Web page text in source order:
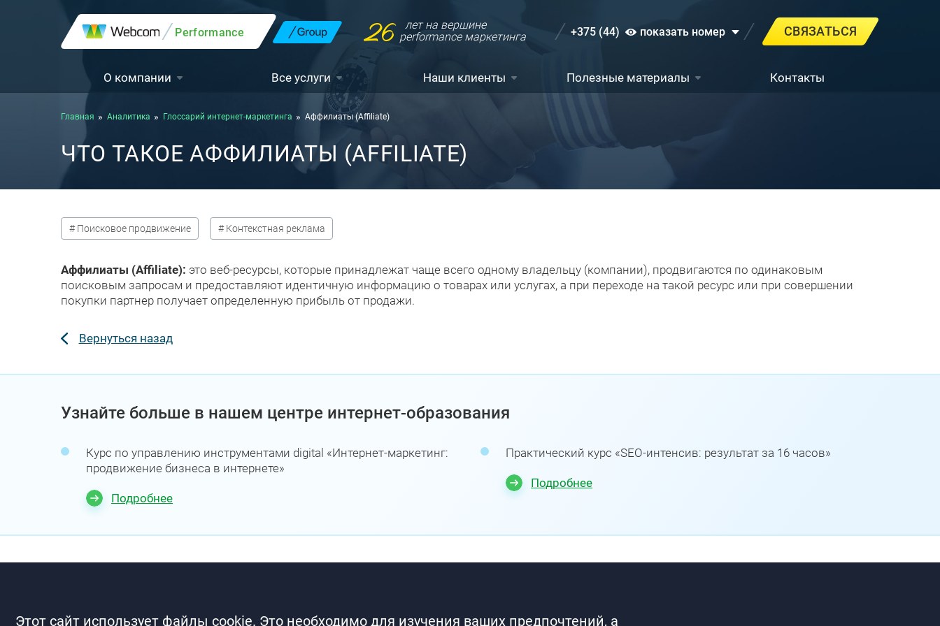
Performance 26
лет на вершине
performance маркетинга
+375 (44) показать номер СВЯЗАТЬСЯ
О компании Все услуги Наши клиенты Полезные материалы Контакты
Главная Аналитика Глоссарий интернет-маркетинга Аффилиаты (Affiliate)
ЧТО ТАКОЕ АФФИЛИАТЫ (AFFILIATE)
# Поисковое продвижение # Контекстная реклама
Аффилиаты (Affiliate): это веб-ресурсы, которые принадлежат чаще всего одному владельцу (компании), продвигаются по одинаковым
поисковым запросам и предоставляют идентичную информацию о товарах или услугах, а при переходе на такой ресурс или при совершении
покупки партнер получает определенную прибыль от продажи.
Вернуться назад
Узнайте больше в нашем центре интернет-образования
Курс по управлению инструментами digital «Интернет-маркетинг:
продвижение бизнеса в интернете»
Подробнее
Практический курс «SEO-интенсив: результат за 16 часов»
Подробнее
Этот сайт использует файлы cookie. Это необходимо для изучения ваших предпочтений, а